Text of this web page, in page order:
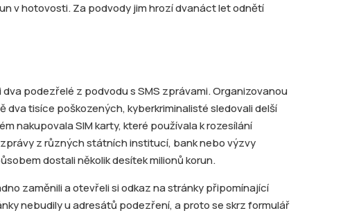
v hotovosti. Za podvody jim hrozí dvanáct let odnětí
podezřelé z podvodu s SMS zprávami. Organizovanou
dva tisíce poškozených, kyberkriminalisté sledovali delší
nakupovala SIM karty, které používala k rozesílání
z různých státních institucí, bank nebo výzvy
dostali několik desítek milionů korun.
zaměnili a otevřeli si odkaz na stránky připomínající
nebudily u adresátů podezření, a proto se skrz formulář